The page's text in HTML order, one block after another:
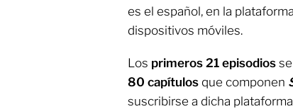
es el español, en la
dispositivos móviles.
Los primeros 21 episodios
80 capítulos que componen
suscribirse a dicha